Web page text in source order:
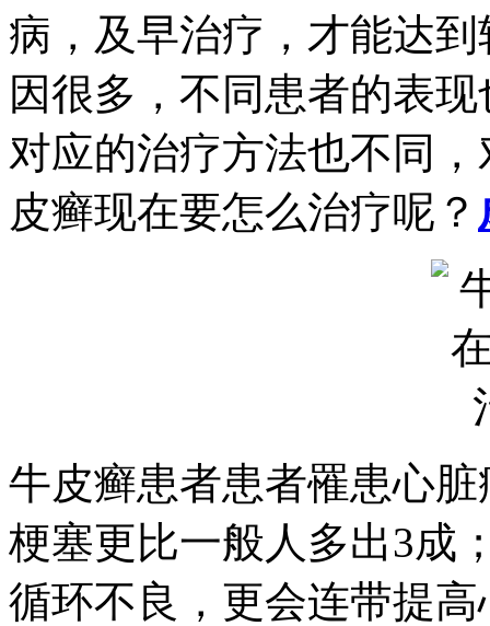
病，及早治疗，才能达
因很多，不同患者的表
对应的治疗方法也不同
皮癣现在要怎么治疗呢？
牛皮癣患者患者罹患心
梗塞更比一般人多出3成
循环不良，更会连带提